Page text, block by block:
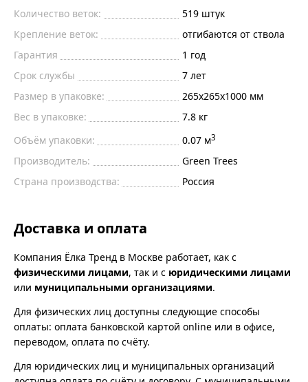
Количество веток:
519 штук
Крепление веток:
отгибаются от ствола
Гарантия
1 год
Срок службы
7 лет
Размер в упаковке:
265х265х1000 мм
Вес в упаковке:
7.8 кг
Объём упаковки:
0.07 м3
Производитель:
Green Trees
Страна производства:
Россия
Доставка и оплата
Компания Ёлка Тренд в Москве работает, как с
физическими лицами, так и с юридическими лицами
или муниципальными организациями.
Для физических лиц доступны следующие способы
оплаты: оплата банковской картой online или в офисе,
переводом, оплата по счёту.
Для юридических лиц и муниципальных организаций